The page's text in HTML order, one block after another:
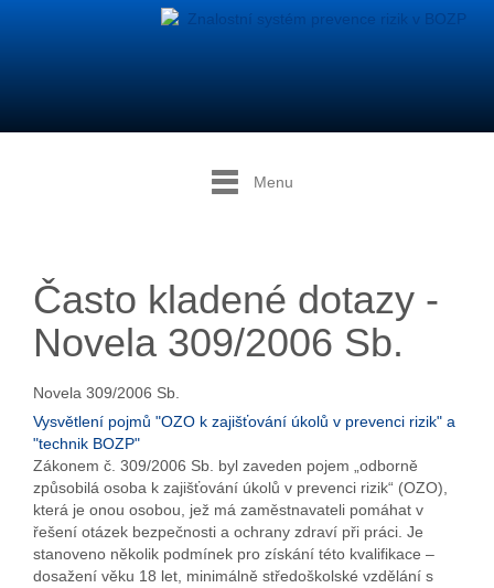
Menu
Často kladené dotazy -
Novela 309/2006 Sb.
Novela 309/2006 Sb.
Vysvětlení pojmů "OZO k zajišťování úkolů v prevenci rizik" a
"technik BOZP"
Zákonem č. 309/2006 Sb. byl zaveden pojem „odborně
způsobilá osoba k zajišťování úkolů v prevenci rizik“ (OZO),
která je onou osobou, jež má zaměstnavateli pomáhat v
řešení otázek bezpečnosti a ochrany zdraví při práci. Je
stanoveno několik podmínek pro získání této kvalifikace –
dosažení věku 18 let, minimálně středoškolské vzdělání s